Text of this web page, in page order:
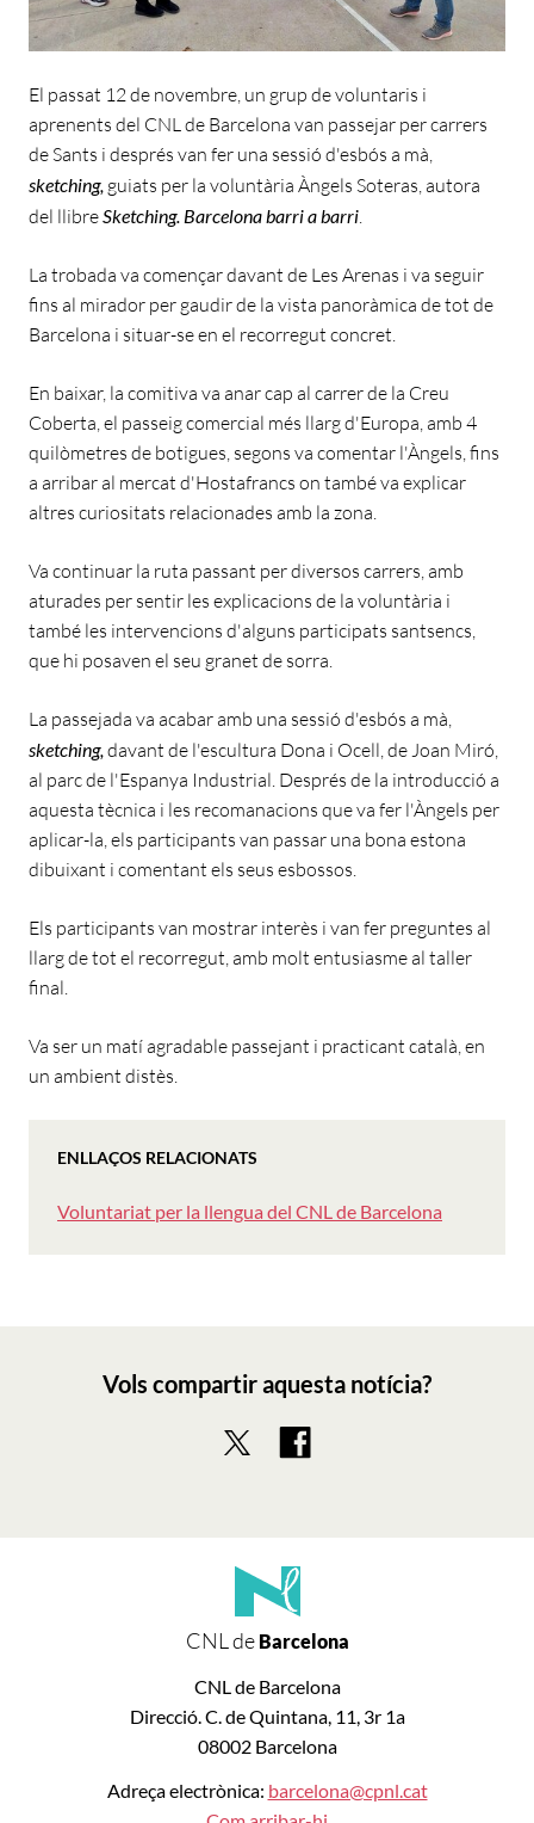
El passat 12 de novembre, un grup de voluntaris i
aprenents del CNL de Barcelona van passejar per carrers
de Sants i després van fer una sessió d'esbós a mà,
sketching, guiats per la voluntària Àngels Soteras, autora
del llibre Sketching. Barcelona barri a barri
La trobada va començar davant de Les Arenas i va seguir
fins al mirador per gaudir de la vista panoràmica de tot de
Barcelona i situar-se en el recorregut concret.
En baixar, la comitiva va anar cap al carrer de la Creu
Coberta, el passeig comercial més llarg d'Europa, amb 4
quilòmetres de botigues, segons va comentar l'Àngels, fins
a arribar al mercat d'Hostafrancs on també va explicar
altres curiositats relacionades amb la zona.
Va continuar la ruta passant per diversos carrers, amb
aturades per sentir les explicacions de la voluntària i
també les intervencions d'alguns participats santsencs,
que hi posaven el seu granet de sorra.
La passejada va acabar amb una sessió d'esbós a mà,
sketching, davant de l'escultura Dona i Ocell, de Joan Miró,
al parc de l'Espanya Industrial. Després de la introducció a
aquesta tècnica i les recomanacions que va fer l'Àngels per
aplicar-la, els participants van passar una bona estona
dibuixant i comentant els seus esbossos.
Els participants van mostrar interès i van fer preguntes al
llarg de tot el recorregut, amb molt entusiasme al taller
final.
Va ser un matí agradable passejant i practicant català, en
un ambient distès.
ENLLAÇOS RELACIONATS
Voluntariat per la llengua del CNL de Barcelona
Vols compartir aquesta notícia?
CNL deBarcelona
CNL de Barcelona
Direcció. C. de Quintana, 11, 3r 1a
08002 Barcelona
Adreça electrònica: barcelona@cpnl.cat